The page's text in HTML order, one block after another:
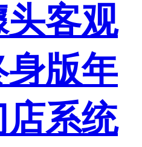
客观
版年
系统